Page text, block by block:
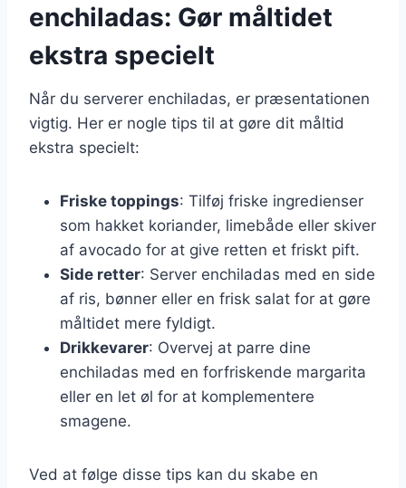
enchiladas: Gør måltidet
ekstra specielt
Når du serverer enchiladas, er præsentationen
vigtig. Her er nogle tips til at gøre dit måltid
ekstra specielt:
Friske toppings: Tilføj friske ingredienser
som hakket koriander, limebåde eller skiver
af avocado for at give retten et friskt pift.
Side retter: Server enchiladas med en side
af ris, bønner eller en frisk salat for at gøre
måltidet mere fyldigt.
Drikkevarer: Overvej at parre dine
enchiladas med en forfriskende margarita
eller en let øl for at komplementere
smagene.
Ved at følge disse tips kan du skabe en